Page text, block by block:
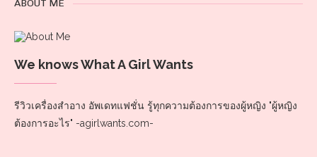
ABOUT ME
We knows What A Girl Wants
รีวิวเครื่องสำอาง อัพเดทแฟชั่น รู้ทุกความต้องการของผู้หญิง "ผู้หญิง
ต้องการอะไร" -agirlwants.com-